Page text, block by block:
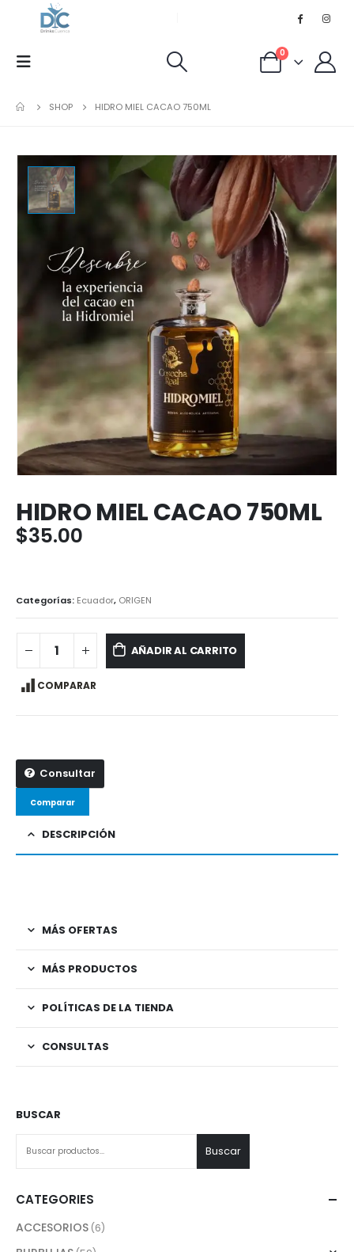
0
SHOP HIDRO MIEL CACAO 750ML
HIDRO MIEL CACAO 750ML
$35.00
Categorías: Ecuador, ORIGEN
AÑADIR AL CARRITO
COMPARAR
Consultar
Comparar
DESCRIPCIÓN
MÁS OFERTAS
MÁS PRODUCTOS
POLÍTICAS DE LA TIENDA
CONSULTAS
BUSCAR
Buscar
CATEGORIES
ACCESORIOS (6)